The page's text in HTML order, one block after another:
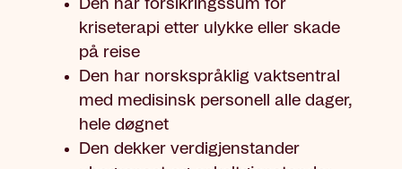
Den har forsikringssum for
kriseterapi etter ulykke eller skade
på reise
Den har norskspråklig vaktsentral
med medisinsk personell alle dager,
hele døgnet
Den dekker verdigjenstander